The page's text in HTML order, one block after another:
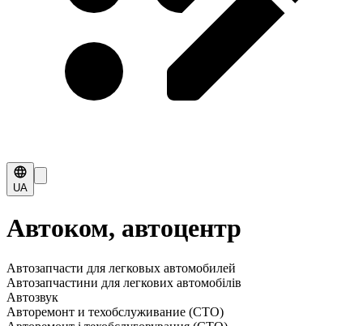
UA
Автоком, автоцентр
Автозапчасти для легковых автомобилей
Автозапчастини для легкових автомобілів
Автозвук
Авторемонт и техобслуживание (СТО)